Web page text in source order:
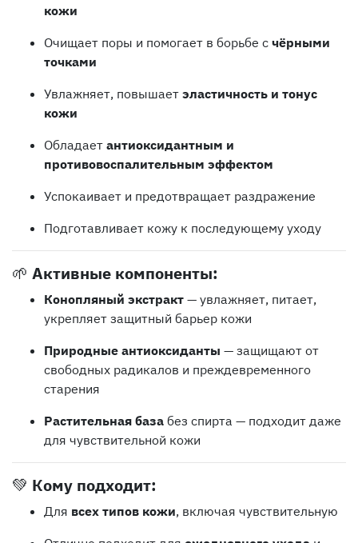
кожи
Очищает поры и помогает в борьбе с чёрными
точками
Увлажняет, повышает эластичность и тонус
кожи
Обладает антиоксидантным и
противовоспалительным эффектом
Успокаивает и предотвращает раздражение
Подготавливает кожу к последующему уходу
🌱 Активные компоненты:
Конопляный экстракт — увлажняет, питает,
укрепляет защитный барьер кожи
Природные антиоксиданты — защищают от
свободных радикалов и преждевременного
старения
Растительная база без спирта — подходит даже
для чувствительной кожи
💚 Кому подходит:
Для всех типов кожи, включая чувствительную